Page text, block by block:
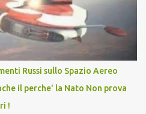
Russi sullo Spazio Aereo
il perche' la Nato Non prova
!